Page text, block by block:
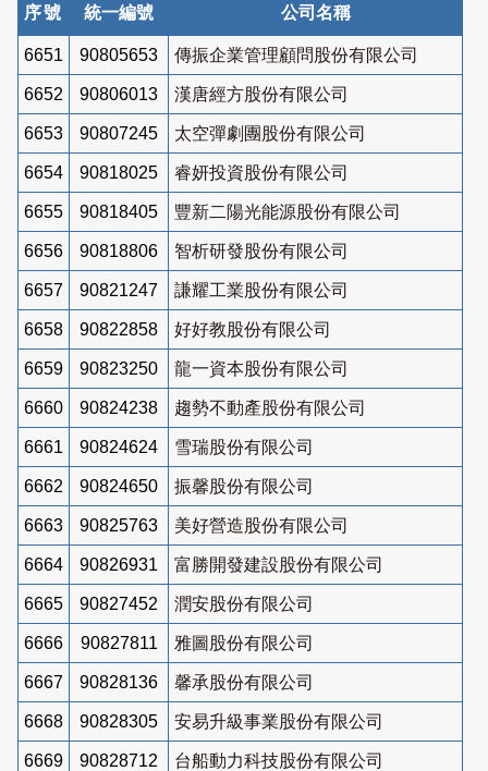
序號 統一編號 公司名稱
6651 90805653 傳振企業管理顧問股份有限公司
6652 90806013 漢唐經方股份有限公司
6653 90807245 太空彈劇團股份有限公司
6654 90818025 睿妍投資股份有限公司
6655 90818405 豐新二陽光能源股份有限公司
6656 90818806 智析研發股份有限公司
6657 90821247 謙耀工業股份有限公司
6658 90822858 好好教股份有限公司
6659 90823250 龍一資本股份有限公司
6660 90824238 趨勢不動產股份有限公司
6661 90824624 雪瑞股份有限公司
6662 90824650 振馨股份有限公司
6663 90825763 美好營造股份有限公司
6664 90826931 富勝開發建設股份有限公司
6665 90827452 潤安股份有限公司
6666 90827811 雅圖股份有限公司
6667 90828136 馨承股份有限公司
6668 90828305 安易升級事業股份有限公司
6669 90828712 台船動力科技股份有限公司